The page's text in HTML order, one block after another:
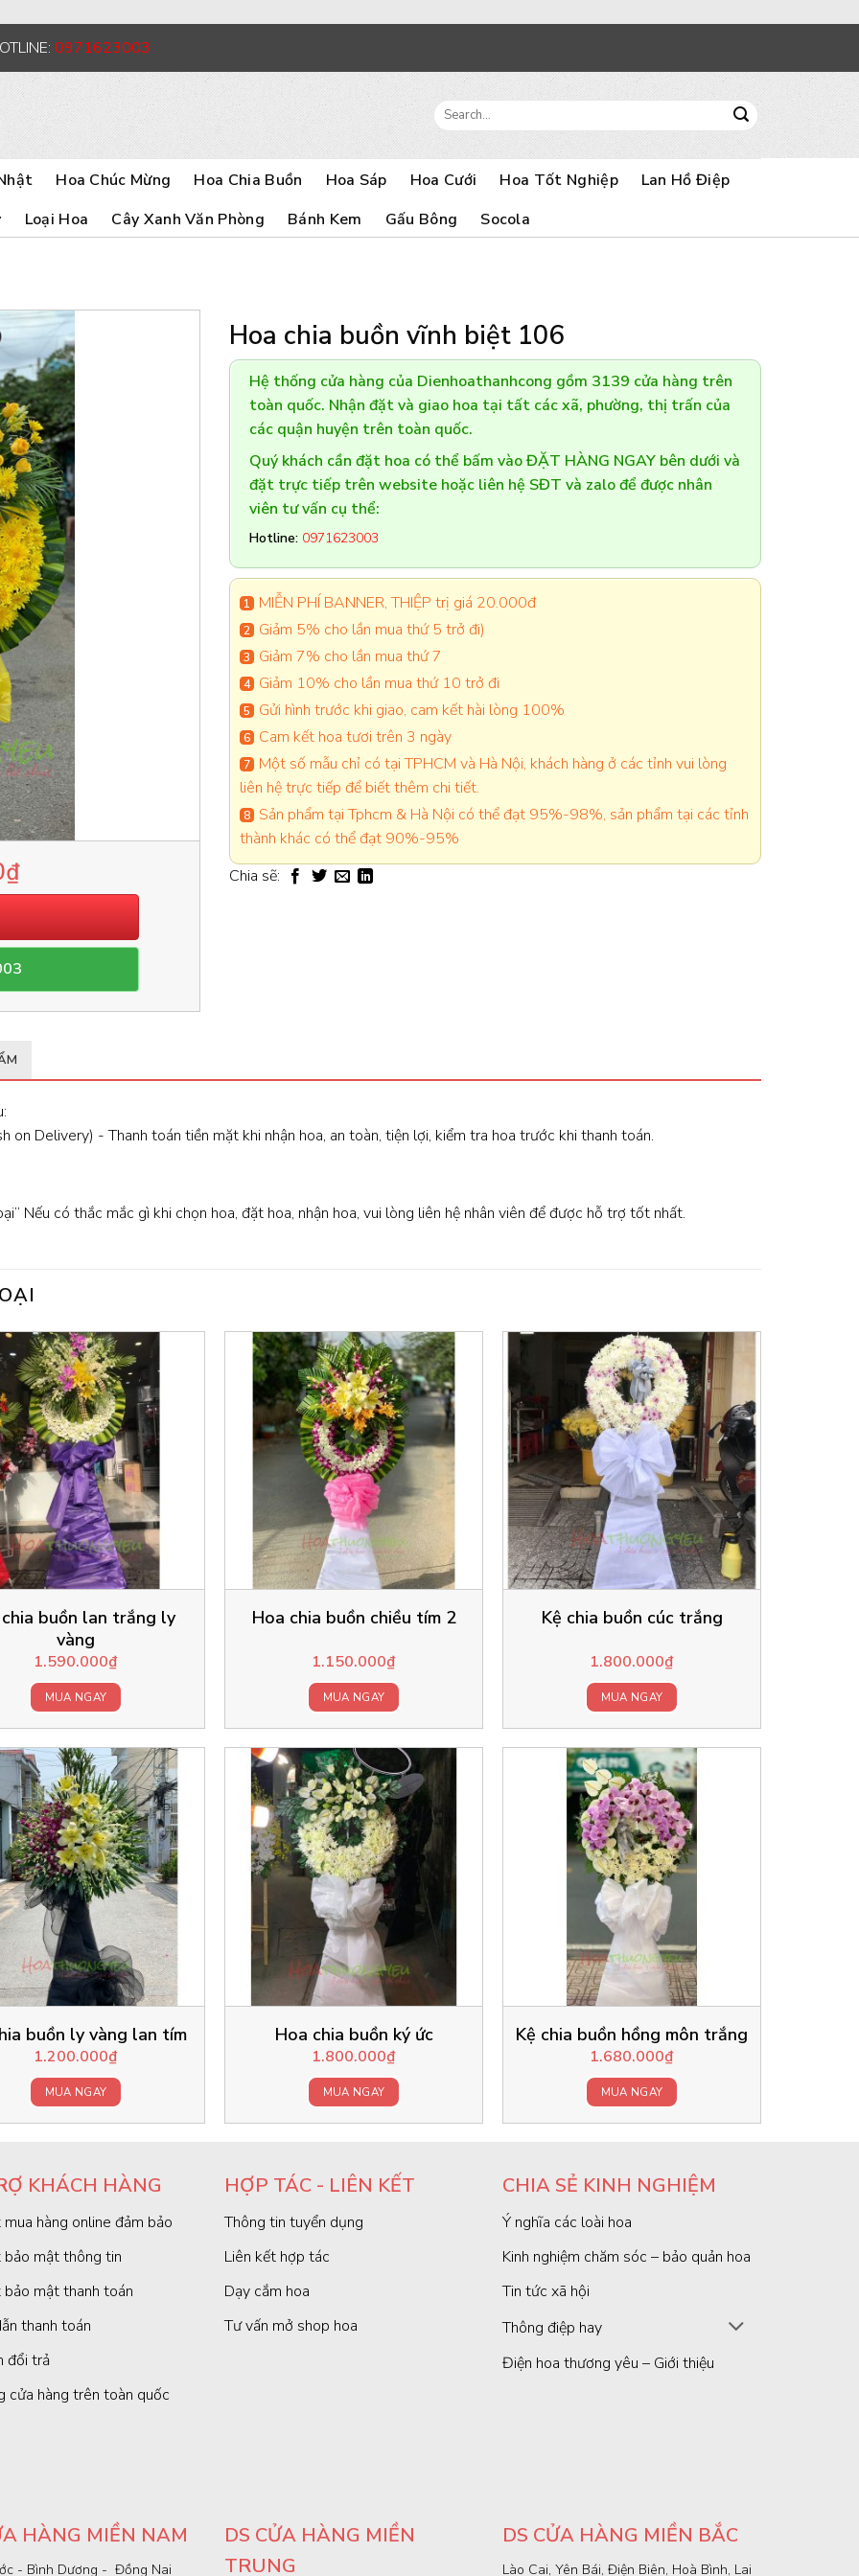
0971623003
Search
for:
Hoa Chúc Mừng Hoa Chia Buồn Hoa Sáp Hoa Cưới Hoa Tốt Nghiệp
Lan Hồ Điệp
Loại Hoa Cây Xanh Văn Phòng Bánh Kem Gấu Bông Socola
₫
Hoa chia buồn vĩnh biệt 106
Hệ thống cửa hàng của Dienhoathanhcong gồm 3139 cửa hàng trên
toàn quốc. Nhận đặt và giao hoa tại tất các xã, phường, thị trấn của
các quận huyện trên toàn quốc.
Quý khách cần đặt hoa có thể bấm vào ĐẶT HÀNG NGAY bên dưới và
đặt trực tiếp trên website hoặc liên hệ SĐT và zalo để được nhân
viên tư vấn cụ thể:
Hotline: 0971623003
MIỄN PHÍ BANNER, THIỆP trị giá 20.000đ
Giảm 5% cho lần mua thứ 5 trở đi)
Giảm 7% cho lần mua thứ 7
Giảm 10% cho lần mua thứ 10 trở đi
Gửi hình trước khi giao, cam kết hài lòng 100%
Cam kết hoa tươi trên 3 ngày
Một số mẫu chỉ có tại TPHCM và Hà Nội, khách hàng ở các tỉnh vui lòng
liên hệ trực tiếp để biết thêm chi tiết.
Sản phẩm tại Tphcm & Hà Nội có thể đạt 95%-98%, sản phẩm tại các tỉnh
thành khác có thể đạt 90%-95%
Chia sẽ:
on Delivery) - Thanh toán tiền mặt khi nhận hoa, an toàn, tiện lợi, kiểm tra hoa trước khi thanh toán.
Nếu có thắc mắc gì khi chọn hoa, đặt hoa, nhận hoa, vui lòng liên hệ nhân viên để được hỗ trợ tốt nhất.
chia buồn lan trắng ly
vàng
1.590.000₫
MUA NGAY
Hoa chia buồn chiều tím 2
1.150.000₫
MUA NGAY
Kệ chia buồn cúc trắng
1.800.000₫
MUA NGAY
buồn ly vàng lan tím
1.200.000₫
MUA NGAY
Hoa chia buồn ký ức
1.800.000₫
MUA NGAY
Kệ chia buồn hồng môn trắng
1.680.000₫
MUA NGAY
KHÁCH HÀNG
hàng online đảm bảo
bảo mật thông tin
bảo mật thanh toán
thanh toán
đổi trả
cửa hàng trên toàn quốc
HỢP TÁC - LIÊN KẾT
Thông tin tuyển dụng
Liên kết hợp tác
Dạy cắm hoa
Tư vấn mở shop hoa
CHIA SẺ KINH NGHIỆM
Ý nghĩa các loài hoa
Kinh nghiệm chăm sóc – bảo quản hoa
Tin tức xã hội
Thông điệp hay
Điện hoa thương yêu – Giới thiệu
HÀNG MIỀN NAM
- Bình Dương - Đồng Nai
DS CỬA HÀNG MIỀN
TRUNG
DS CỬA HÀNG MIỀN BẮC
Lào Cai, Yên Bái, Điện Biên, Hoà Bình, Lai